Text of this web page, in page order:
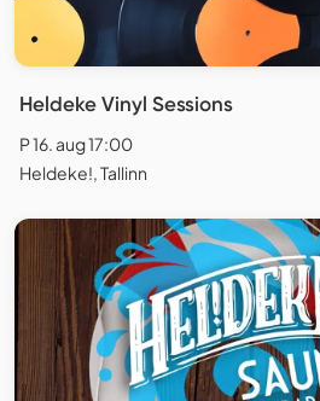
Heldeke Vinyl Sessions
P 16. aug 17:00
Heldeke!, Tallinn